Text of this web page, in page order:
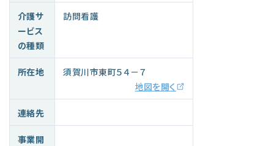
介護サ
ービス
の種類
訪問看護
所在地
須賀川市東町５４－７
地図を開く
連絡先
事業開